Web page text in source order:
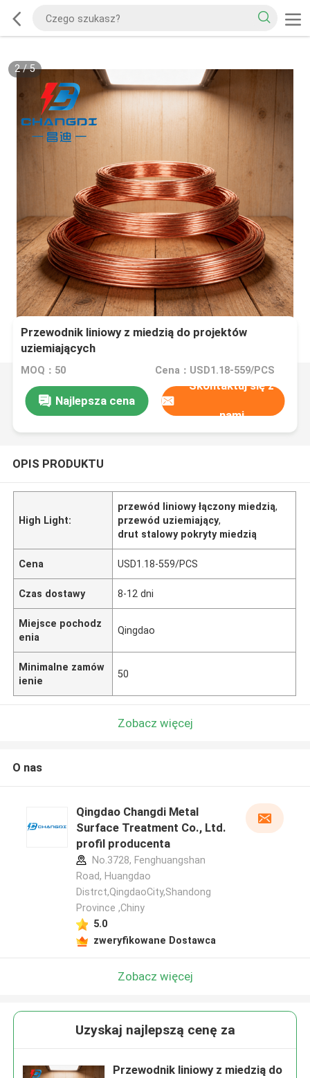
2/5
Przewodnik liniowy z miedzią do projektów
uziemiających
MOQ：50 Cena：USD1.18-559/PCS
Najlepsza cena
Skontaktuj się z
nami
OPIS PRODUKTU
High Light:
przewód liniowy łączony miedzią,
przewód uziemiający,
drut stalowy pokryty miedzią
Cena USD1.18-559/PCS
Czas dostawy 8-12 dni
Miejsce pochodz
enia
Qingdao
Minimalne zamów
ienie
50
Zobacz więcej
O nas
Qingdao Changdi Metal
Surface Treatment Co., Ltd.
profil producenta
No.3728, Fenghuangshan
Road, Huangdao
Distrct,QingdaoCity,Shandong
Province ,Chiny
5.0
zweryfikowane Dostawca
Zobacz więcej
Uzyskaj najlepszą cenę za
Przewodnik liniowy z miedzią do